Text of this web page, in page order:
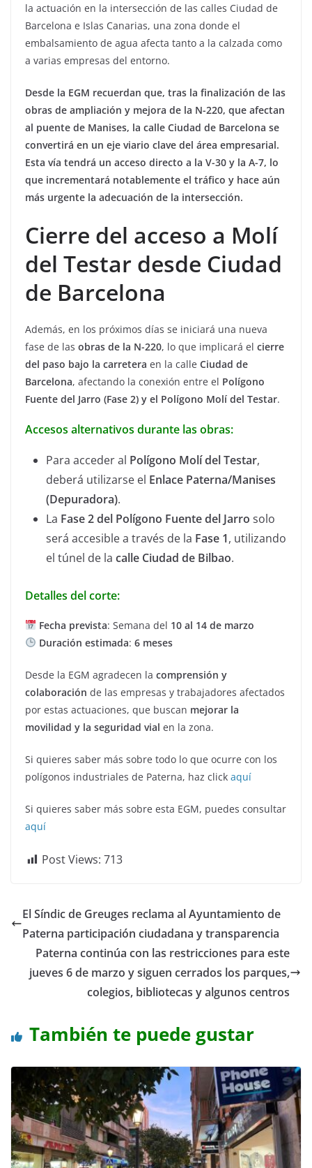
la actuación en la intersección de las calles Ciudad de
Barcelona e Islas Canarias, una zona donde el
embalsamiento de agua afecta tanto a la calzada como
a varias empresas del entorno.
Desde la EGM recuerdan que, tras la finalización de las
obras de ampliación y mejora de la N-220, que afectan
al puente de Manises, la calle Ciudad de Barcelona se
convertirá en un eje viario clave del área empresarial.
Esta vía tendrá un acceso directo a la V-30 y la A-7, lo
que incrementará notablemente el tráfico y hace aún
más urgente la adecuación de la intersección.
Cierre del acceso a Molí
del Testar desde Ciudad
de Barcelona
Además, en los próximos días se iniciará una nueva
fase de las obras de la N-220, lo que implicará el cierre
del paso bajo la carretera en la calle Ciudad de
Barcelona, afectando la conexión entre el Polígono
Fuente del Jarro (Fase 2) y el Polígono Molí del Testar.
Accesos alternativos durante las obras:
Para acceder al Polígono Molí del Testar,
deberá utilizarse el Enlace Paterna/Manises
(Depuradora).
La Fase 2 del Polígono Fuente del Jarro solo
será accesible a través de la Fase 1, utilizando
el túnel de la calle Ciudad de Bilbao.
Detalles del corte:
Fecha prevista: Semana del 10 al 14 de marzo
Duración estimada: 6 meses
Desde la EGM agradecen la comprensión y
colaboración de las empresas y trabajadores afectados
por estas actuaciones, que buscan mejorar la
movilidad y la seguridad vial en la zona.
Si quieres saber más sobre todo lo que ocurre con los
polígonos industriales de Paterna, haz click aquí
Si quieres saber más sobre esta EGM, puedes consultar
aquí
Post Views: 713
El Síndic de Greuges reclama al Ayuntamiento de
Paterna participación ciudadana y transparencia
Paterna continúa con las restricciones para este
jueves 6 de marzo y siguen cerrados los parques,
colegios, bibliotecas y algunos centros
También te puede gustar